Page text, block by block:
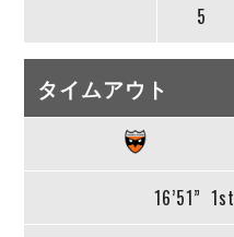
5
タイムアウト
16’51” 1st